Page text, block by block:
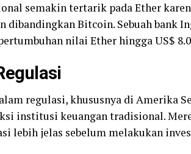
semakin tertarik pada Ether
dibandingkan Bitcoin. Sebuah bank
nilai Ether hingga US$
regulasi, khususnya di Amerika
institusi keuangan tradisional.
lebih jelas sebelum melakukan